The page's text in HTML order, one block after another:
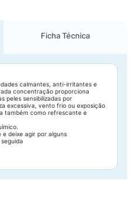
Ficha Técnica
calmantes, anti-irritantes e
concentração proporciona
peles sensibilizadas por
excessiva, vento frio ou exposição
também como refrescante e
e deixe agir por alguns